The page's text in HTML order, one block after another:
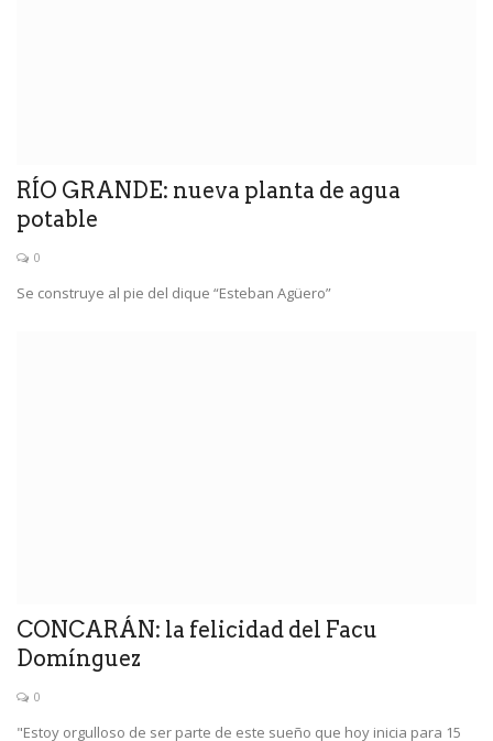
RÍO GRANDE: nueva planta de agua
potable
0
Se construye al pie del dique “Esteban Agüero”
CONCARÁN: la felicidad del Facu
Domínguez
0
"Estoy orgulloso de ser parte de este sueño que hoy inicia para 15